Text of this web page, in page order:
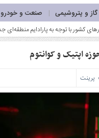
و پتروشیمی صنعت و خودرو
اپتیک و کوانتوم
پرینت